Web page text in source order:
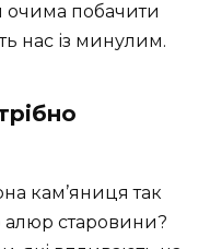
очима побачити
нас із минулим.
кам’яниця так
алюр старовини?